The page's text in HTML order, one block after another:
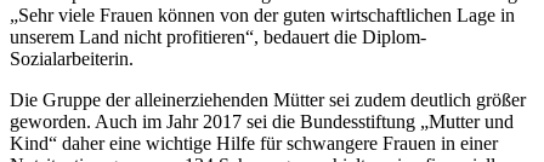
„Sehr viele Frauen können von der guten wirtschaftlichen Lage in
unserem Land nicht profitieren“, bedauert die Diplom-
Sozialarbeiterin.
Die Gruppe der alleinerziehenden Mütter sei zudem deutlich größer
geworden. Auch im Jahr 2017 sei die Bundesstiftung „Mutter und
Kind“ daher eine wichtige Hilfe für schwangere Frauen in einer